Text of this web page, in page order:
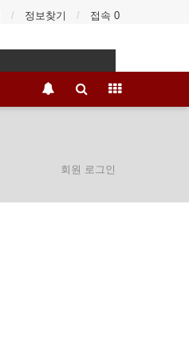
정보찾기 접속 0
회원 로그인